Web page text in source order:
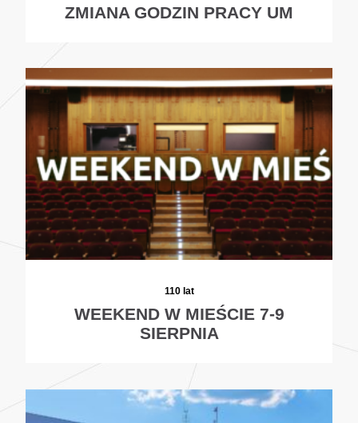
ZMIANA GODZIN PRACY UM
110 lat
WEEKEND W MIEŚCIE 7-9
SIERPNIA